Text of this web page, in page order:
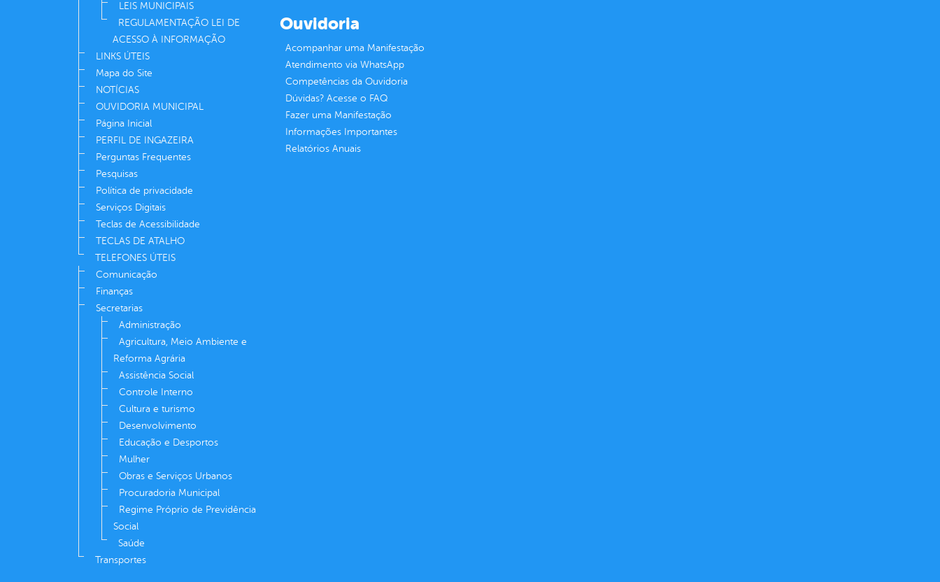
LEIS MUNICIPAIS
REGULAMENTAÇÃO LEI DE
ACESSO À INFORMAÇÃO
LINKS ÚTEIS
Mapa do Site
NOTÍCIAS
OUVIDORIA MUNICIPAL
Página Inicial
PERFIL DE INGAZEIRA
Perguntas Frequentes
Pesquisas
Política de privacidade
Serviços Digitais
Teclas de Acessibilidade
TECLAS DE ATALHO
TELEFONES ÚTEIS
Comunicação
Finanças
Secretarias
Administração
Agricultura, Meio Ambiente e
Reforma Agrária
Assistência Social
Controle Interno
Cultura e turismo
Desenvolvimento
Educação e Desportos
Mulher
Obras e Serviços Urbanos
Procuradoria Municipal
Regime Próprio de Previdência
Social
Saúde
Transportes
Ouvidoria
Acompanhar uma Manifestação
Atendimento via WhatsApp
Competências da Ouvidoria
Dúvidas? Acesse o FAQ
Fazer uma Manifestação
Informações Importantes
Relatórios Anuais